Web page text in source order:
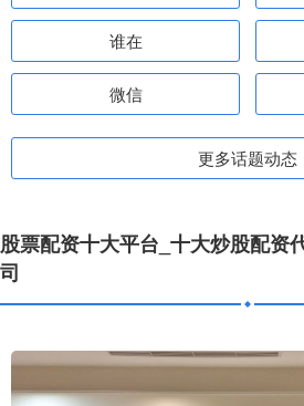
谁在
微信
更多话题动态
股票配资十大平台_十大炒股配资
司